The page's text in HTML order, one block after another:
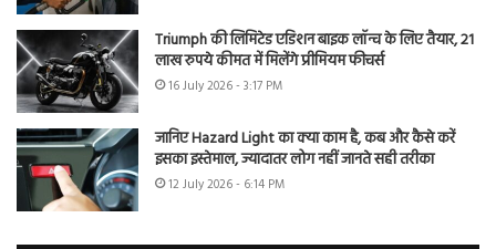
Triumph की लिमिटेड एडिशन बाइक लॉन्च के लिए तैयार, 21
लाख रुपये कीमत में मिलेंगे प्रीमियम फीचर्स
16 July 2026 - 3:17 PM
जानिए Hazard Light का क्या काम है, कब और कैसे करें
इसका इस्तेमाल, ज्यादातर लोग नहीं जानते सही तरीका
12 July 2026 - 6:14 PM